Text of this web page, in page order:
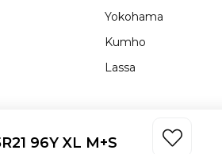
Yokohama
Kumho
Lassa
96Y XL M+S